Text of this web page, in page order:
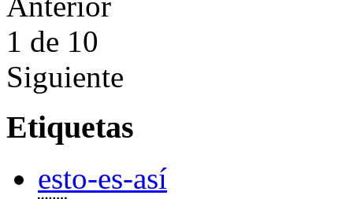
1 de 10
Siguiente
Etiquetas
esto-es-así